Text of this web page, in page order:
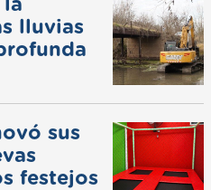
la
lluvias
sus
festejos